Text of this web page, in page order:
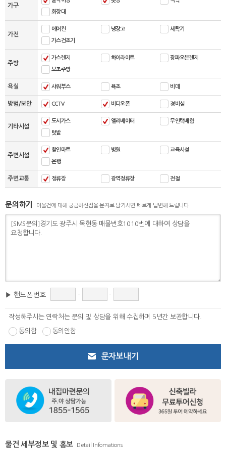
가구
화장대
가전
에어컨 냉장고 세탁기
가스건조기
주방
가스렌지 하이라이트 광파오븐렌지
보조주방
욕실 샤워부스 욕조 비데
방범/보안 CCTV 비디오폰 경비실
기타시설
도시가스 엘리베이터 무인택배함
텃밭
주변시설
할인마트 병원 교육시설
은행
주변교통 정류장 광역정류장 전철
문의하기 이물건에 대해 궁금하신점을 문자로 남기시면 빠르게 답변해 드립니다
▶ 핸드폰번호 - -
작성해주시는 연락처는 문의 및 상담을 위해 수집하며 5년간 보관합니다.
동의함 동의안함
문자보내기
물건 세부정보 및 홍보 Detail Infomations